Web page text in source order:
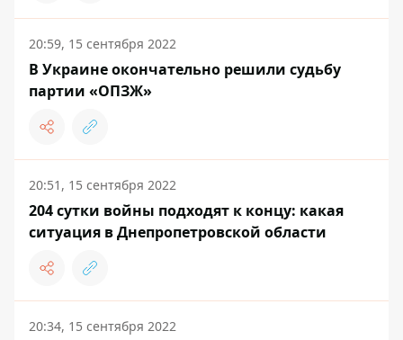
20:59, 15 сентября 2022
В Украине окончательно решили судьбу
партии «ОПЗЖ»
20:51, 15 сентября 2022
204 сутки войны подходят к концу: какая
ситуация в Днепропетровской области
20:34, 15 сентября 2022